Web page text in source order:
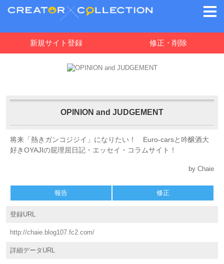
新規サイト登録 修正・削除
OPINION and JUDGEMENT
将来「熱きガンコジジイ」になりたい！ Euro-carsと吟醸酒大
好きOYAJIの屁理屈日記・エッセイ・コラムサイト！
by Chaie
報告 修正
登録URL
http://chaie.blog107.fc2.com/
詳細データURL